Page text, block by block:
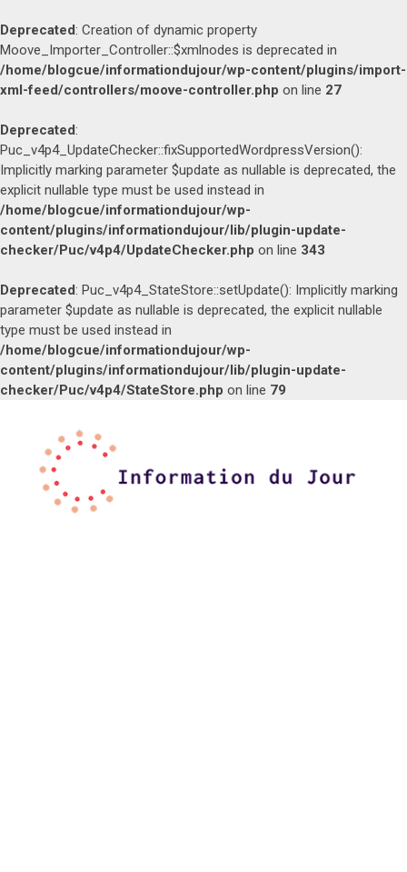
Deprecated: Creation of dynamic property
Moove_Importer_Controller::$xmlnodes is deprecated in
/home/blogcue/informationdujour/wp-content/plugins/import-
xml-feed/controllers/moove-controller.php on line 27
Deprecated:
Puc_v4p4_UpdateChecker::fixSupportedWordpressVersion():
Implicitly marking parameter $update as nullable is deprecated, the
explicit nullable type must be used instead in
/home/blogcue/informationdujour/wp-
content/plugins/informationdujour/lib/plugin-update-
checker/Puc/v4p4/UpdateChecker.php on line 343
Deprecated: Puc_v4p4_StateStore::setUpdate(): Implicitly marking
parameter $update as nullable is deprecated, the explicit nullable
type must be used instead in
/home/blogcue/informationdujour/wp-
content/plugins/informationdujour/lib/plugin-update-
checker/Puc/v4p4/StateStore.php on line 79